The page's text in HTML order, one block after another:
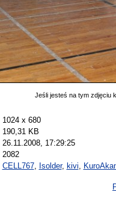
Jeśli jesteś na tym zdjęciu
1024 x 680
190,31 KB
26.11.2008, 17:29:25
2082
CELL767, Isolder, kivi